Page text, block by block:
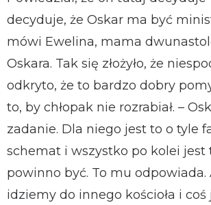
decyduje, że Oskar ma być
mówi Ewelina, mama
Oskara. Tak się złożyło, że
odkryto, że to bardzo dobry
to, by chłopak nie rozrabiał. –
zadanie. Dla niego jest to o tyle
schemat i wszystko po kolei jest
powinno być. To mu odpowiada.
idziemy do innego kościoła i coś